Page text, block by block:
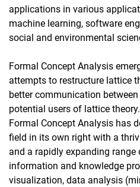
applications in various
machine learning, software
social and environmental
Formal Concept Analysis
attempts to restructure lattice
better communication
potential users of lattice
Formal Concept Analysis has
field in its own right with a
and a rapidly expanding
information and knowledge
visualization, data analysis